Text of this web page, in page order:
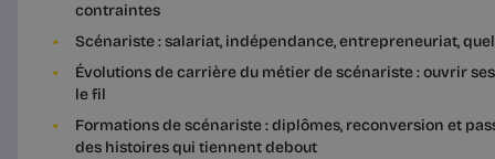
contraintes
Scénariste : salariat, indépendance, entrepreneuriat,
Évolutions de carrière du métier de scénariste : ouvrir
le fil
Formations de scénariste : diplômes, reconversion et
des histoires qui tiennent debout